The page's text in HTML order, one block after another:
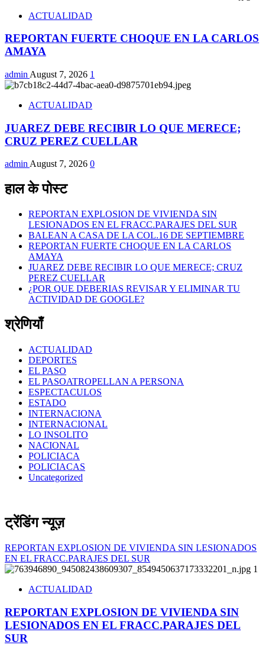
ACTUALIDAD
REPORTAN FUERTE CHOQUE EN LA CARLOS
AMAYA
admin August 7, 2026 1
ACTUALIDAD
JUAREZ DEBE RECIBIR LO QUE MERECE;
CRUZ PEREZ CUELLAR
adminAugust 7, 2026 0
हाल के पोस्ट
REPORTAN EXPLOSION DE VIVIENDA SIN
LESIONADOS EN EL FRACC.PARAJES DEL SUR
BALEAN A CASA DE LA COL.16 DE SEPTIEMBRE
REPORTAN FUERTE CHOQUE EN LA CARLOS
AMAYA
JUAREZ DEBE RECIBIR LO QUE MERECE; CRUZ
PEREZ CUELLAR
¿POR QUE DEBERIAS REVISAR Y ELIMINAR TU
ACTIVIDAD DE GOOGLE?
श्रेणियाँ
ACTUALIDAD
DEPORTES
EL PASO
EL PASOATROPELLAN A PERSONA
ESPECTACULOS
ESTADO
INTERNACIONA
INTERNACIONAL
LO INSOLITO
NACIONAL
POLICIACA
POLICIACAS
Uncategorized
ट्रेंडिंग न्यूज़
REPORTAN EXPLOSION DE VIVIENDA SIN LESIONADOS
EN EL FRACC.PARAJES DEL SUR
1
ACTUALIDAD
REPORTAN EXPLOSION DE VIVIENDA SIN
LESIONADOS EN EL FRACC.PARAJES DEL
SUR